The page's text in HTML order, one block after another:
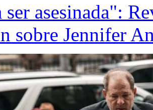
asesinada":
sobre Jennifer